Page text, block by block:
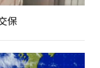
保